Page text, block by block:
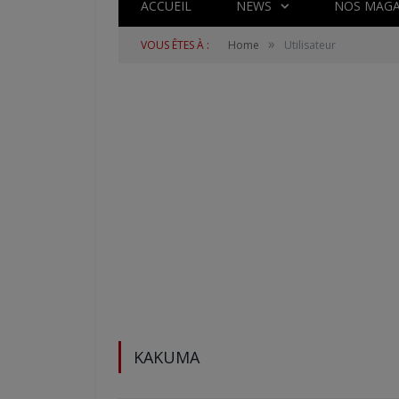
ACCUEIL NEWS NOS
VOUS ÊTES À : Home » Utilisateur
KAKUMA